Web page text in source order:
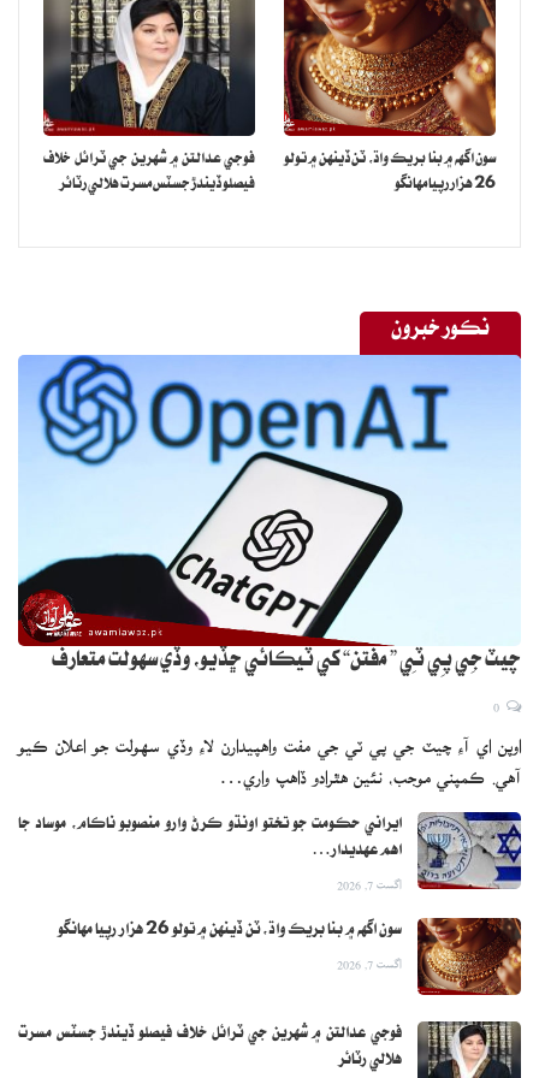
پئي وڃي ته ٿورو انتظار ڪيو۔ پي ٽي آءِ طرفان هن وقت تائين ڪنهن وڏي
احتجاجي تحريڪ جو اعلان نظر نٿو اچي۔تحريڪ تحفظ آئين پاڪستان جي
تحريڪ به هاڻي خاموش ۽ ٿڌي نظر اچي رهي آهي، ڄڻ سڀ ڌريون ڪنهن
“سٺي وقت” جي انتظار ۾ آهن۔
نوٽ: هي تجزيو، روزاني عوامي آواز، جمعو 15 مئي 2026ع تي شايع
سون اگهه ۾ بنا بريڪ واڌ، ٽن ڏينهن ۾ تولو
26 هزار رپيا مهانگو
فوجي عدالتن ۾ شهرين جي ٽرائل خلاف
فيصلو ڏيندڙ جسٽس مسرت هلالي رٽائر
نڪور خبرون
چيٽ جِي پِي ٽِي ” مفتن“ کي ٽيڪائي ڇڏيو، وڏي سهولت متعارف
اوپن اي آءِ چيٽ جي پي ٽي جي مفت واهپيدارن لاءِ وڏي سهولت جو اعلان ڪيو
آهي. ڪمپني موجب، نئين هٿرادو ڏاهپ واري…
ايراني حڪومت جو تختو اونڌو ڪرڻ وارو منصوبو ناڪام، موساد جا
اهم عهديدار…
اگست 7, 2026
سون اگهه ۾ بنا بريڪ واڌ، ٽن ڏينهن ۾ تولو 26 هزار رپيا مهانگو
اگست 7, 2026
فوجي عدالتن ۾ شهرين جي ٽرائل خلاف فيصلو ڏيندڙ جسٽس مسرت
هلالي رٽائر